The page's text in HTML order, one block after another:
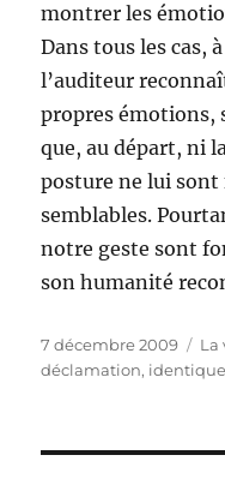
montrer les
Dans tous les cas,
l’auditeur
propres émotions,
que, au départ, ni
posture ne lui
semblables.
notre geste sont
son humanité
Publié
le
7 décembre 2009 La
déclamation, identique